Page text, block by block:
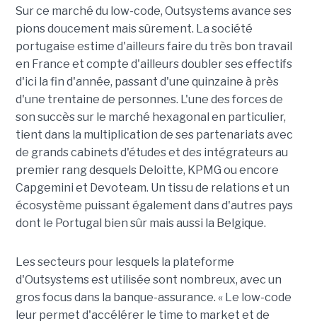
Sur ce marché du low-code, Outsystems avance ses
pions doucement mais sûrement. La société
portugaise estime d'ailleurs faire du très bon travail
en France et compte d'ailleurs doubler ses effectifs
d'ici la fin d'année, passant d'une quinzaine à près
d'une trentaine de personnes. L'une des forces de
son succès sur le marché hexagonal en particulier,
tient dans la multiplication de ses partenariats avec
de grands cabinets d'études et des intégrateurs au
premier rang desquels Deloitte, KPMG ou encore
Capgemini et Devoteam. Un tissu de relations et un
écosystème puissant également dans d'autres pays
dont le Portugal bien sûr mais aussi la Belgique.
Les secteurs pour lesquels la plateforme
d'Outsystems est utilisée sont nombreux, avec un
gros focus dans la banque-assurance. « Le low-code
leur permet d'accélérer le time to market et de